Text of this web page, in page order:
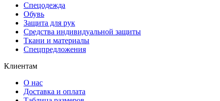
Спецодежда
Обувь
Защита для рук
Средства индивидуальной защиты
Ткани и материалы
Спецпредложения
Клиентам
О нас
Доставка и оплата